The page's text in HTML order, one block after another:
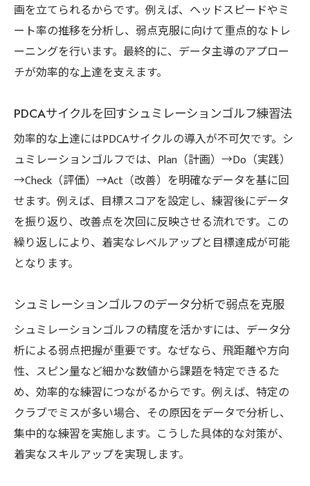
画を立てられるからです。例えば、ヘッドスピードやミ
ート率の推移を分析し、弱点克服に向けて重点的なトレ
ーニングを行います。最終的に、データ主導のアプロー
チが効率的な上達を支えます。
PDCAサイクルを回すシュミレーションゴルフ練習法
効率的な上達にはPDCAサイクルの導入が不可欠です。シ
ュミレーションゴルフでは、Plan（計画）→Do（実践）
→Check（評価）→Act（改善）を明確なデータを基に回
せます。例えば、目標スコアを設定し、練習後にデータ
を振り返り、改善点を次回に反映させる流れです。この
繰り返しにより、着実なレベルアップと目標達成が可能
となります。
シュミレーションゴルフのデータ分析で弱点を克服
シュミレーションゴルフの精度を活かすには、データ分
析による弱点把握が重要です。なぜなら、飛距離や方向
性、スピン量など細かな数値から課題を特定できるた
め、効率的な練習につながるからです。例えば、特定の
クラブでミスが多い場合、その原因をデータで分析し、
集中的な練習を実施します。こうした具体的な対策が、
着実なスキルアップを実現します。